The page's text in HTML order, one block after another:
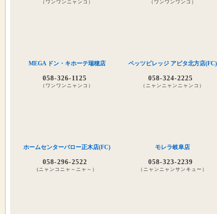
（ワンワンニャンコ） （ワンワンワンコ）
MEGA ドン・キホーテ瑞穂店
058-326-1125
（ワンワンニャンコ）
ペッツビレッジ アピタ北方店(FC)
058-324-2225
（ニャンニャンニャンコ）
ホームセンターバロー正木店(FC)
058-296-2522
(ニャンコニャ～ニャ～）
モレラ岐阜店
058-323-2239
（ニャンニャンサンキュー）